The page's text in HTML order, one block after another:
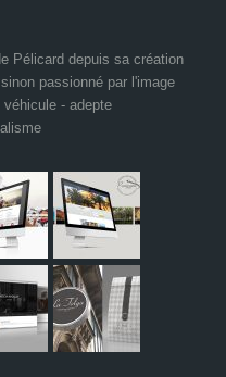
Pélicard depuis sa création
passionné par l'image
- adepte